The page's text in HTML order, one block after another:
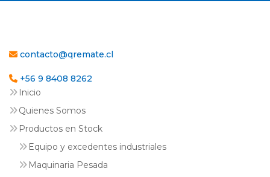
contacto@qremate.cl
+56 9 8408 8262
Inicio
Quienes Somos
Productos en Stock
Equipo y excedentes industriales
Maquinaria Pesada